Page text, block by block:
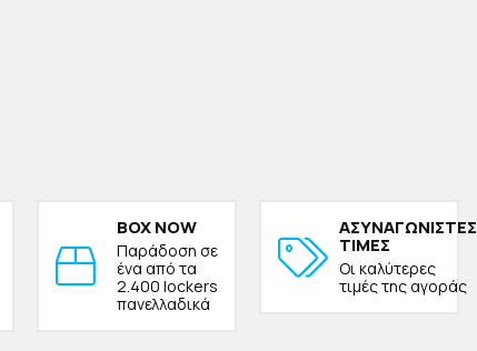
BOX NOW
Παράδοση σε
ένα από τα
2.400 lockers
πανελλαδικά
ΑΣΥΝΑΓΩΝΙΣΤΕΣ
ΤΙΜΕΣ
Οι καλύτερες
τιμές της αγοράς